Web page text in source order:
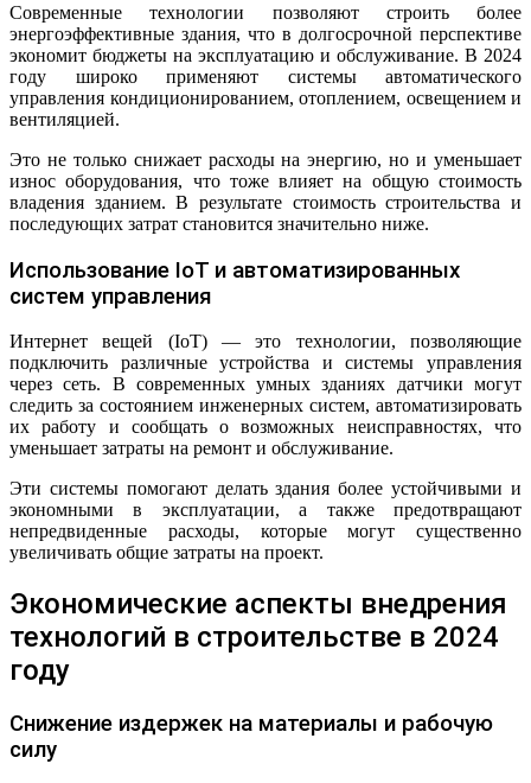
Современные технологии позволяют строить более
энергоэффективные здания, что в долгосрочной перспективе
экономит бюджеты на эксплуатацию и обслуживание. В 2024
году широко применяют системы автоматического
управления кондиционированием, отоплением, освещением и
вентиляцией.
Это не только снижает расходы на энергию, но и уменьшает
износ оборудования, что тоже влияет на общую стоимость
владения зданием. В результате стоимость строительства и
последующих затрат становится значительно ниже.
Использование IoT и автоматизированных
систем управления
Интернет вещей (IoT) — это технологии, позволяющие
подключить различные устройства и системы управления
через сеть. В современных умных зданиях датчики могут
следить за состоянием инженерных систем, автоматизировать
их работу и сообщать о возможных неисправностях, что
уменьшает затраты на ремонт и обслуживание.
Эти системы помогают делать здания более устойчивыми и
экономными в эксплуатации, а также предотвращают
непредвиденные расходы, которые могут существенно
увеличивать общие затраты на проект.
Экономические аспекты внедрения
технологий в строительстве в 2024
году
Снижение издержек на материалы и рабочую
силу